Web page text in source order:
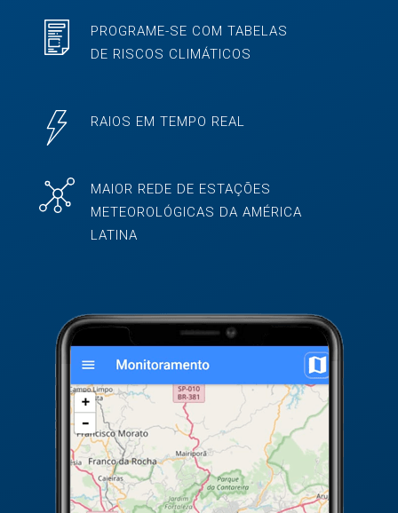
PROGRAME-SE COM TABELAS
DE RISCOS CLIMÁTICOS
RAIOS EM TEMPO REAL
MAIOR REDE DE ESTAÇÕES
METEOROLÓGICAS DA AMÉRICA
LATINA